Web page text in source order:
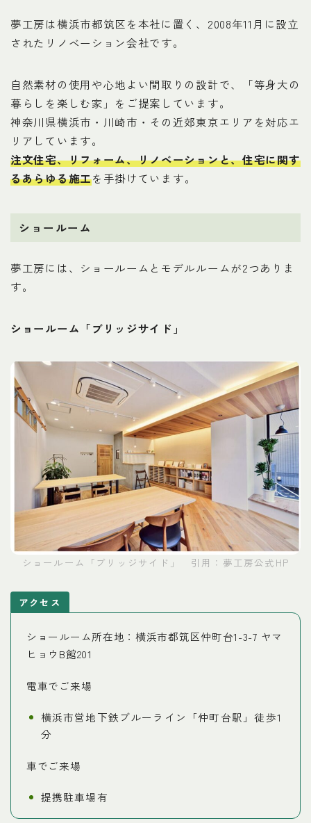
夢工房は横浜市都筑区を本社に置く、2008年11月に設立
されたリノベーション会社です。
自然素材の使用や心地よい間取りの設計で、「等身大の
暮らしを楽しむ家」をご提案しています。
神奈川県横浜市・川崎市・その近郊東京エリアを対応エ
リアしています。
注文住宅、リフォーム、リノベーションと、住宅に関す
るあらゆる施工を手掛けています。
ショールーム
夢工房には、ショールームとモデルルームが2つありま
す。
ショールーム「ブリッジサイド」
ショールーム「ブリッジサイド」 引用：夢工房公式HP
アクセス
ショールーム所在地：横浜市都筑区仲町台1-3-7 ヤマ
ヒョウB館201
電車でご来場
横浜市営地下鉄ブルーライン「仲町台駅」徒歩1
分
車でご来場
提携駐車場有